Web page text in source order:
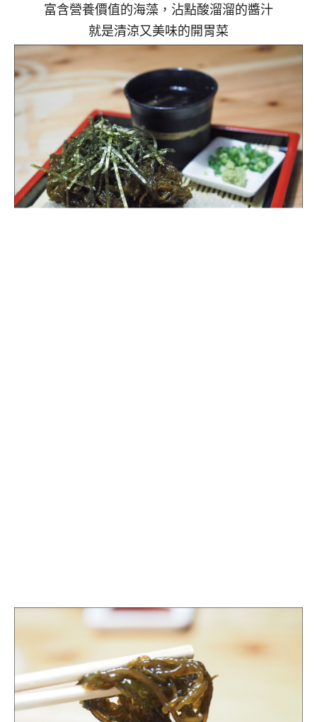
富含營養價值的海藻，沾點酸溜溜的醬汁
就是清涼又美味的開胃菜